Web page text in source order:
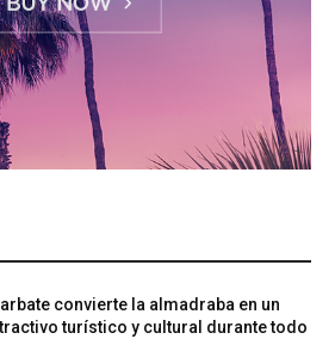
convierte la almadraba en un
turístico y cultural durante todo